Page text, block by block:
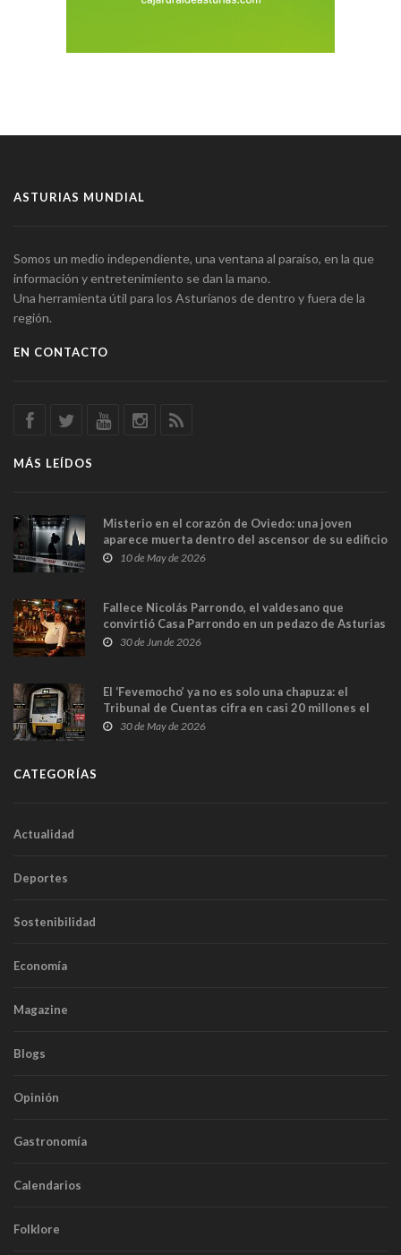
ASTURIAS MUNDIAL
Somos un medio independiente, una ventana al paraíso, en la que
información y entretenimiento se dan la mano.
Una herramienta útil para los Asturianos de dentro y fuera de la
región.
EN CONTACTO
MÁS LEÍDOS
Misterio en el corazón de Oviedo: una joven
aparece muerta dentro del ascensor de su edificio
y las cámaras captan sus últimos minutos
10 de May de 2026
Fallece Nicolás Parrondo, el valdesano que
convirtió Casa Parrondo en un pedazo de Asturias
en Madrid
30 de Jun de 2026
El ‘Fevemocho’ ya no es solo una chapuza: el
Tribunal de Cuentas cifra en casi 20 millones el
sobrecoste de los trenes que no cabían por los
30 de May de 2026
CATEGORÍAS
Actualidad
Deportes
Sostenibilidad
Economía
Magazine
Blogs
Opinión
Gastronomía
Calendarios
Folklore